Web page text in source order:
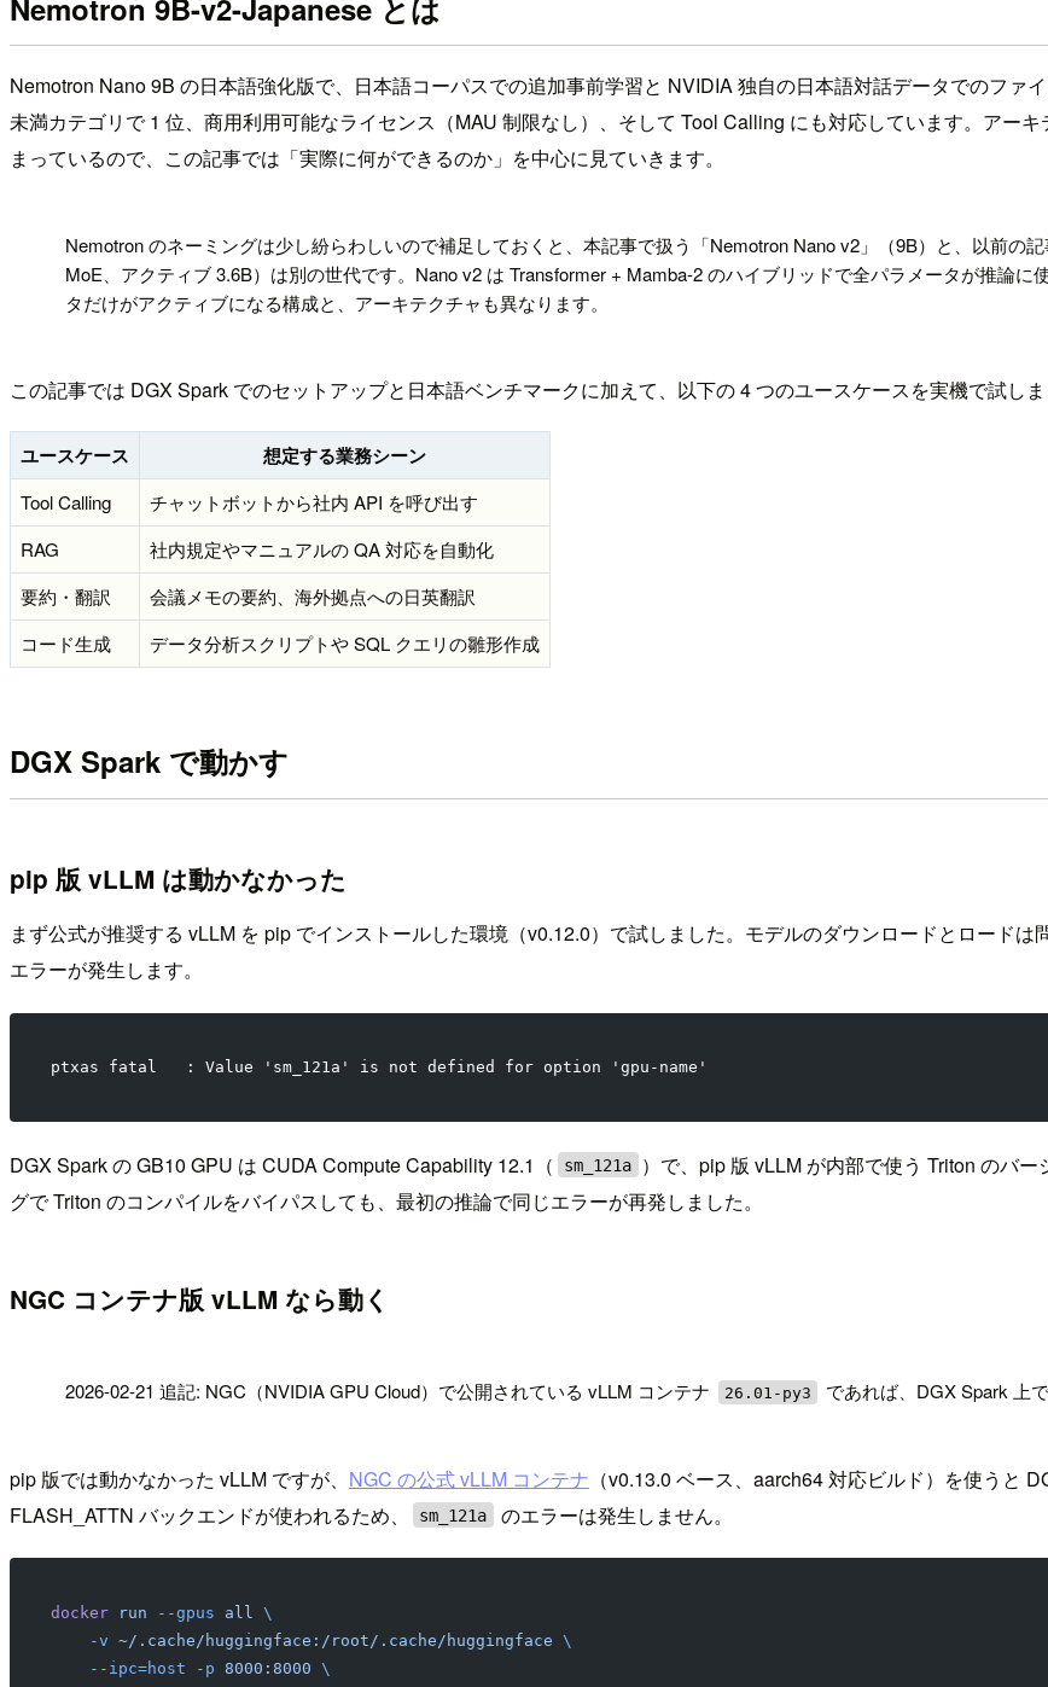
Nemotron 9B-v2-Japanese とは
Nemotron Nano 9B の日本語強化版で、日本語コーパスでの追加事前学習と NVIDIA 独自の日本語対話データでのファ
未満カテゴリで 1 位、商用利用可能なライセンス（MAU 制限なし）、そして Tool Calling にも対応しています。アー
まっているので、この記事では「実際に何ができるのか」を中心に見ていきます。
Nemotron のネーミングは少し紛らわしいので補足しておくと、本記事で扱う「Nemotron Nano v2」（9B）と、以前の
MoE、アクティブ 3.6B）は別の世代です。Nano v2 は Transformer + Mamba-2 のハイブリッドで全パラメータが推論
タだけがアクティブになる構成と、アーキテクチャも異なります。
この記事では DGX Spark でのセットアップと日本語ベンチマークに加えて、以下の 4 つのユースケースを実機で試しま
ユースケース 想定する業務シーン
Tool Calling
チャットボットから社内 API を呼び出す
RAG
社内規定やマニュアルの QA 対応を自動化
要約・翻訳
会議メモの要約、海外拠点への日英翻訳
コード生成
データ分析スクリプトや SQL クエリの雛形作成
DGX Spark で動かす
pip 版 vLLM は動かなかった
まず公式が推奨する vLLM を pip でインストールした環境（v0.12.0）で試しました。モデルのダウンロードとロード
エラーが発生します。
ptxas fatal   : Value 'sm_121a' is not defined for option 'gpu-name'
DGX Spark の GB10 GPU は CUDA Compute Capability 12.1（ sm_121a ）で、pip 版 vLLM が内部で使う Triton のバー
グで Triton のコンパイルをバイパスしても、最初の推論で同じエラーが再発しました。
NGC コンテナ版 vLLM なら動く
2026-02-21 追記: NGC（NVIDIA GPU Cloud）で公開されている vLLM コンテナ 26.01-py3 であれば、DGX Spark 上
pip 版では動かなかった vLLM ですが、 NGC の公式 vLLM コンテナ （v0.13.0 ベース、aarch64 対応ビルド）を使うと
FLASH_ATTN バックエンドが使われるため、
sm_121a のエラーは発生しません。
docker run --gpus all
\
    -v
~/.cache/huggingface:/root/.cache/huggingface \
    --ipc=host
-p 8000:8000 \